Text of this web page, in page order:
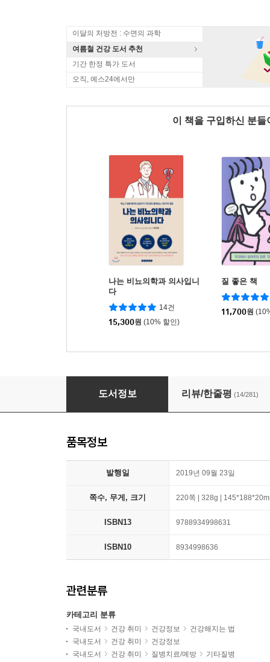
이달의 처방전 : 수면의 과학
여름철 건강 도서 추천
기간 한정 특가 도서
오직, 예스24에서만
이 책을 구입하신 분
나는 비뇨의학과 의사입니
다
14건
15,300원 (10% 할인)
질 좋은 책
11,700원
내 친구가 산부인과 의사라면 이렇게 물어볼 텐
도서정보 리뷰/한줄평 (14/281)
품목정보
발행일 2019년 09월 23일
쪽수, 무게, 크기 220쪽 | 328g |
ISBN13 9788934998631
ISBN10 8934998636
관련분류
카테고리 분류
국내도서 건강 취미 건강정보
건강해지는 법
국내도서
건강 취미
건강정보
국내도서
건강 취미 질병치료/예방
기타질병